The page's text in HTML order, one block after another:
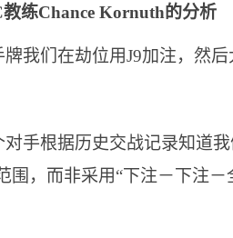
教练Chance Kornuth的分析
牌我们在劫位用J9加注，然后
对手根据历史交战记录知道
围，而非采用“下注－下注－